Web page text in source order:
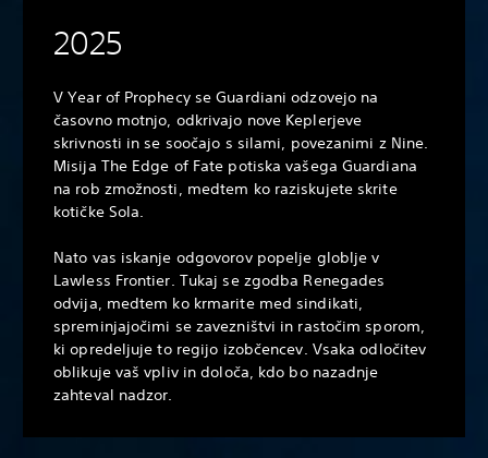
2025
V Year of Prophecy se Guardiani odzovejo na
časovno motnjo, odkrivajo nove Keplerjeve
skrivnosti in se soočajo s silami, povezanimi z Nine.
Misija The Edge of Fate potiska vašega Guardiana
na rob zmožnosti, medtem ko raziskujete skrite
kotičke Sola.
Nato vas iskanje odgovorov popelje globlje v
Lawless Frontier. Tukaj se zgodba Renegades
odvija, medtem ko krmarite med sindikati,
spreminjajočimi se zavezništvi in rastočim sporom,
ki opredeljuje to regijo izobčencev. Vsaka odločitev
oblikuje vaš vpliv in določa, kdo bo nazadnje
zahteval nadzor.